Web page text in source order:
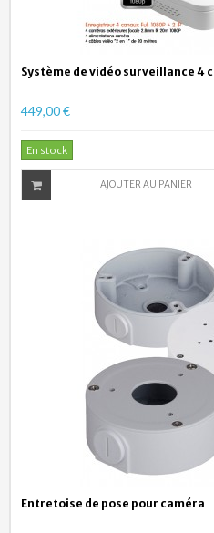
Système de vidéo surveillance 4
449,00 €
En stock
AJOUTER AU PANIER
Entretoise de pose pour caméra